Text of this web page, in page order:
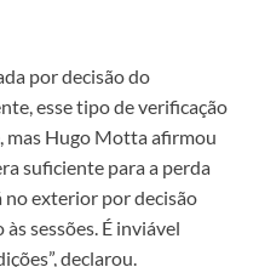
por decisão do
esse tipo de verificação
mas Hugo Motta afirmou
suficiente para a perda
no exterior por decisão
sessões. É inviável
declarou.